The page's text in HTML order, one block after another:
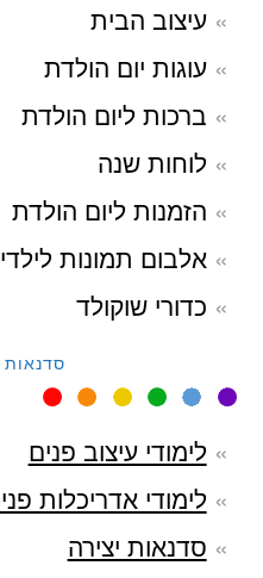
עיצוב הבית
עוגות יום הולדת
ברכות ליום הולדת
לוחות שנה
הזמנות ליום הולדת
אלבום תמונות
כדורי שוקולד
סדנאות
לימודי עיצוב פנים
לימודי אדריכלות
סדנאות יצירה